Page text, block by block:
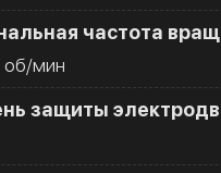
частота
мин
защиты